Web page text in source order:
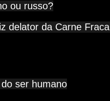
ou russo?
delator da Carne Fraca
ser humano